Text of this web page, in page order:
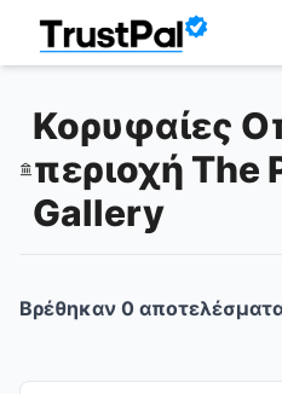
Κορυφαίες
περιοχή The
Gallery
Βρέθηκαν 0